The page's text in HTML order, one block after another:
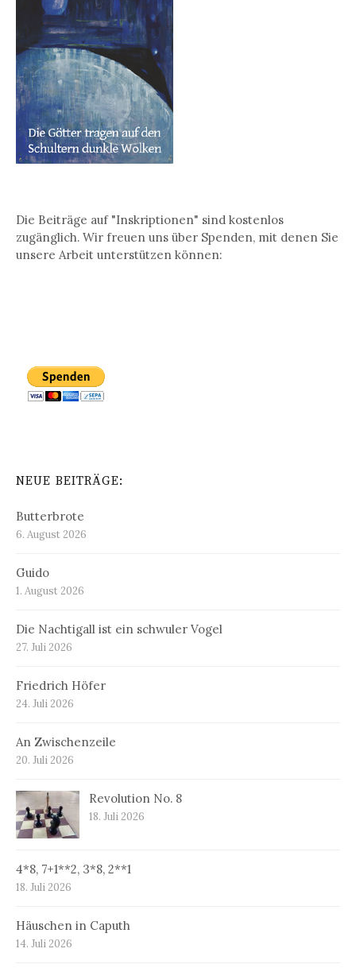
Die Beiträge auf "Inskriptionen" sind kostenlos
zugänglich. Wir freuen uns über Spenden, mit denen Sie
unsere Arbeit unterstützen können:
NEUE BEITRÄGE:
Butterbrote
6. August 2026
Guido
1. August 2026
Die Nachtigall ist ein schwuler Vogel
27. Juli 2026
Friedrich Höfer
24. Juli 2026
An Zwischenzeile
20. Juli 2026
Revolution No. 8
18. Juli 2026
4*8, 7+1**2, 3*8, 2**1
18. Juli 2026
Häuschen in Caputh
14. Juli 2026